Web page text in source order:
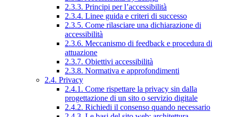
2.3.3. Principi per l’accessibilità
2.3.4. Linee guida e criteri di successo
2.3.5. Come rilasciare una dichiarazione di
accessibilità
2.3.6. Meccanismo di feedback e procedura di
attuazione
2.3.7. Obiettivi accessibilità
2.3.8. Normativa e approfondimenti
2.4. Privacy
2.4.1. Come rispettare la privacy sin dalla
progettazione di un sito o servizio digitale
2.4.2. Richiedi il consenso quando necessario